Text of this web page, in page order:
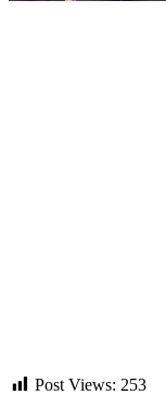
Post Views: 253